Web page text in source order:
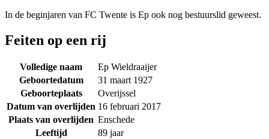
In de beginjaren van FC Twente is Ep ook nog bestuurslid geweest.
Feiten op een rij
Volledige naam
Ep Wieldraaijer
Geboortedatum
31 maart 1927
Geboorteplaats
Overijssel
Datum van overlijden 16 februari 2017
Plaats van overlijden Enschede
Leeftijd
89 jaar